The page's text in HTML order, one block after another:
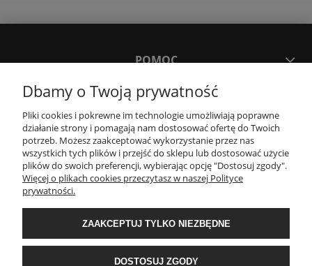
POMOC
MOJE KONTO
PŁATNOŚCI I DOSTAWA
KONTAKT
Wyposażenie łazienek Łazienki.eco | Pawła 23, 41-708 Ruda Śląska | E-mail:
sklep@lazienki.eco | Tel.: 600 012 164 lub 600 012 159 | TGS Przemysław
Stoń | NIP: 6312213594 | REGON: 276403698
Dbamy o Twoją prywatność
Pliki cookies i pokrewne im technologie umożliwiają poprawne
działanie strony i pomagają nam dostosować ofertę do Twoich
potrzeb. Możesz zaakceptować wykorzystanie przez nas
wszystkich tych plików i przejść do sklepu lub dostosować użycie
plików do swoich preferencji, wybierając opcję "Dostosuj zgody".
Więcej o plikach cookies przeczytasz w naszej Polityce
prywatności.
ZAAKCEPTUJ TYLKO NIEZBĘDNE
DOSTOSUJ ZGODY